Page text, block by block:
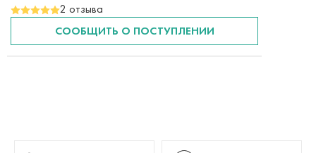
2 отзыва
СООБЩИТЬ О ПОСТУПЛЕНИИ